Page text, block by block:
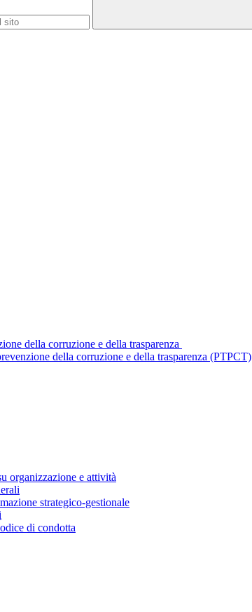
della corruzione e della trasparenza
della corruzione e della trasparenza (PTPCT)
organizzazione e attività
strategico-gestionale
di condotta